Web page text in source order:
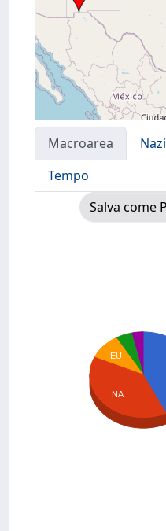
Macroarea
Tempo
Salva come
EU
NA